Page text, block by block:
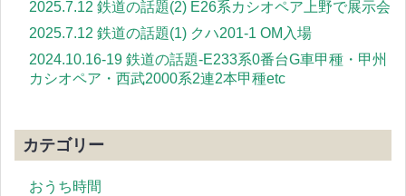
2025.7.12 鉄道の話題(2) E26系カシオペア上野で展示会
2025.7.12 鉄道の話題(1) クハ201-1 OM入場
2024.10.16-19 鉄道の話題-E233系0番台G車甲種・甲州
カシオペア・西武2000系2連2本甲種etc
カテゴリー
おうち時間